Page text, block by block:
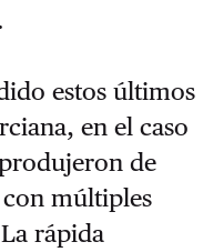
estos últimos
en el caso
de
múltiples
rápida